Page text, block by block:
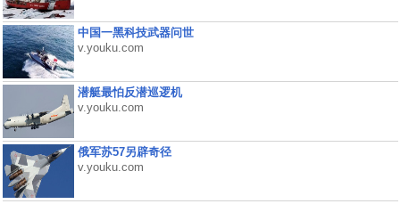
中国一黑科技武器问世
v.youku.com
潜艇最怕反潜巡逻机
v.youku.com
俄军苏57另辟奇径
v.youku.com